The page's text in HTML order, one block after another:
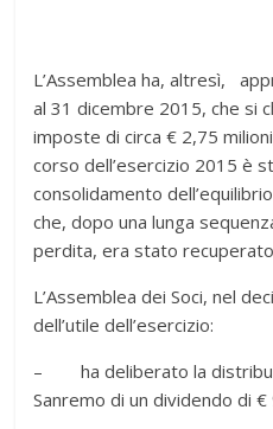
L’Assemblea ha, altresì,
al 31 dicembre 2015, che si
imposte di circa € 2,75
corso dell’esercizio 2015 è
consolidamento
che, dopo una lunga
perdita, era stato
L’Assemblea dei Soci, nel
dell’utile dell’esercizio:
– ha deliberato la
Sanremo di un dividendo di €